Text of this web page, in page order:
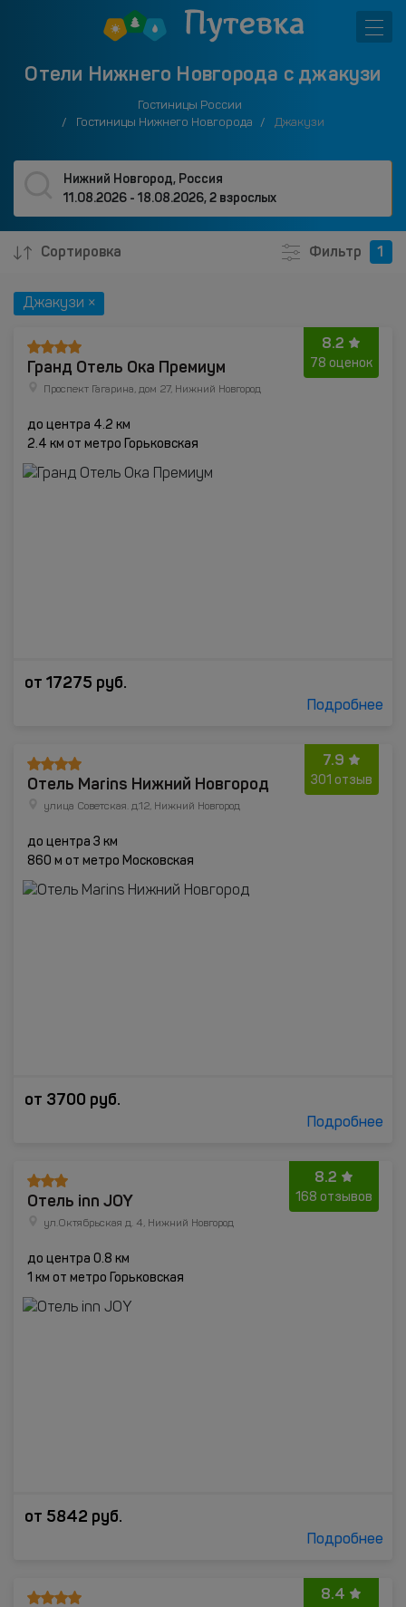
Отели Нижнего Новгорода с джакузи
Гостиницы России
Гостиницы Нижнего Новгорода
Джакузи
Нижний Новгород, Россия
11.08.2026 - 18.08.2026,2 взрослых
Сортировка Фильтр 1
Джакузи ×
8.2
78 оценок
Гранд Отель Ока Премиум
Проспект Гагарина, дом 27, Нижний Новгород
до центра 4.2 км
2.4 км от метро Горьковская
от 17275 руб.
Подробнее
7.9
301 отзыв
Отель Marins Нижний Новгород
улица Советская. д.12, Нижний Новгород
до центра 3 км
860 м от метро Московская
от 3700 руб.
Подробнее
8.2
168 отзывов
Отель inn JOY
ул.Октябрьская д. 4, Нижний Новгород
до центра 0.8 км
1 км от метро Горьковская
от 5842 руб.
Подробнее
8.4